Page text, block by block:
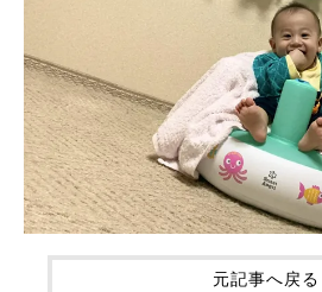
元記事へ戻る